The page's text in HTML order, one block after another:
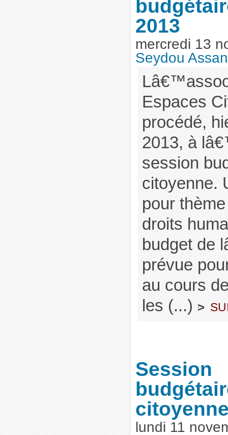
2013
mercredi 13
Seydou
Espaces
procédé,
2013, à
session
citoyenne.
pour
droits
budget de
prévue
au cours
les (...) >
Session
lundi 11